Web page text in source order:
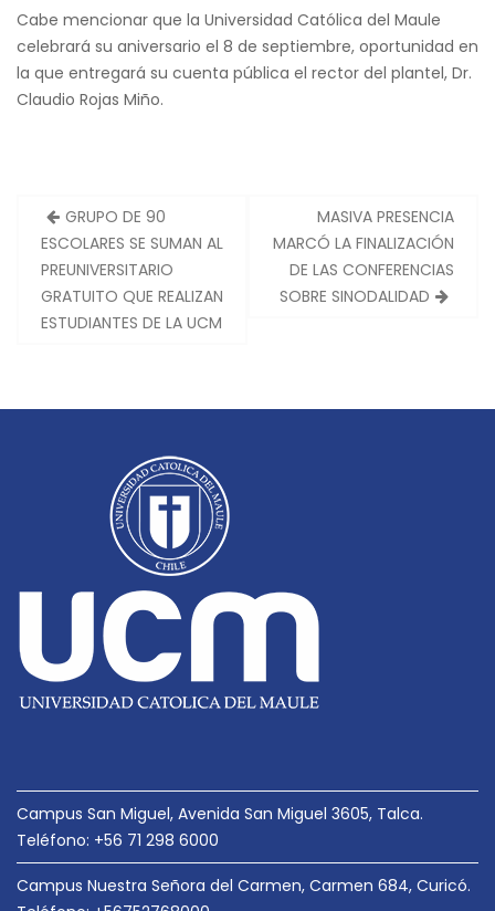
Cabe mencionar que la Universidad Católica del Maule
celebrará su aniversario el 8 de septiembre, oportunidad en
la que entregará su cuenta pública el rector del plantel, Dr.
Claudio Rojas Miño.
a
e
n
t
d
a
s
GRUPO DE 90
ESCOLARES SE SUMAN AL
PREUNIVERSITARIO
GRATUITO QUE REALIZAN
ESTUDIANTES DE LA UCM
MASIVA PRESENCIA
MARCÓ LA FINALIZACIÓN
DE LAS CONFERENCIAS
SOBRE SINODALIDAD
Campus San Miguel, Avenida San Miguel 3605, Talca.
Teléfono: +56 71 298 6000
Campus Nuestra Señora del Carmen, Carmen 684, Curicó.